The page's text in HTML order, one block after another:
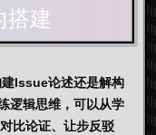
搭建
Issue论述还是解构
逻辑思维，可以从学
比论证、让步反驳